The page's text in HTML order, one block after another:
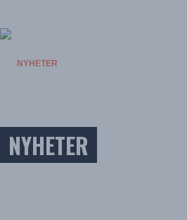
NYHETER
NYHETER